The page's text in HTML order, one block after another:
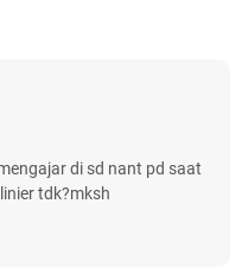
di sd nant pd saat
tdk?mksh